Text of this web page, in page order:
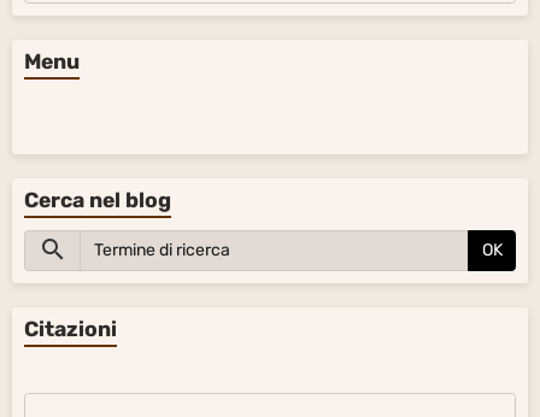
Menu
Cerca nel blog
OK
Citazioni